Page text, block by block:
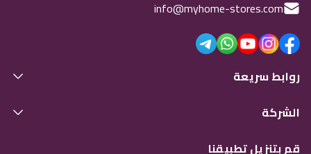
info@myhome-stores.com
روابط سريعة
الشركة
قم بتنزيل تطبيقنا